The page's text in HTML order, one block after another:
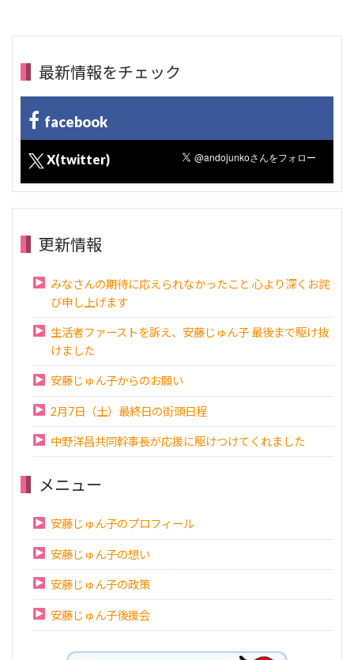
最新情報をチェック
facebook
X(twitter)
更新情報
みなさんの期待に応えられなかったこと 心より深くお詫
び申し上げます
生活者ファーストを訴え、安藤じゅん子 最後まで駆け抜
けました
安藤じゅん子からのお願い
2月7日（土）最終日の街頭日程
中野洋昌共同幹事長が応援に駆けつけてくれました
メニュー
安藤じゅん子のプロフィール
安藤じゅん子の想い
安藤じゅん子の政策
安藤じゅん子後援会